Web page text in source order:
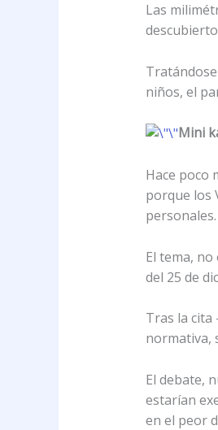
Las
niños, el
Mini
Hace poco
porque los
El tema,
del 25 de
Tras la
normativa,
El debate,
estarían
en el peor